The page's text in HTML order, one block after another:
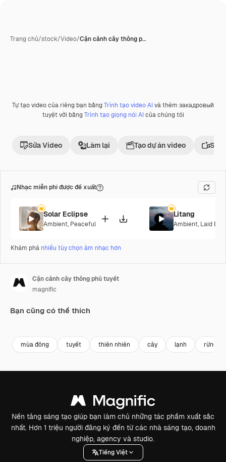
Trang chủ/stock/Video/Cận cảnh cây thông p…
Tự tạo video của riêng bạn bằngTrình tạo video AIvà thêm закадровый
tuyệt vời bằngTrình tạo giọng nói AIcủa chúng tôi
Sửa Video Làm lại Tạo dự án video Sử
Nhạc miễn phí được đề xuất
Solar Eclipse
Ambient, Peaceful
Litang
Ambient, Laid
Khám phá nhiều tùy chọn âm nhạc hơn
Cận cảnh cây thông phủ tuyết
magnific
Bạn cũng có thể thích
mùa đông tuyết thiên nhiên cây lạnh rừng
Nền tảng sáng tạo giúp bạn làm chủ những tác phẩm xuất sắc
nhất. Hơn 1 triệu người đăng ký đến từ các nhà sáng tạo, doanh
nghiệp, agency và studio.
Tiếng Việt